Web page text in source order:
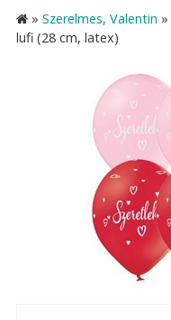
» Szerelmes, Valentin »
lufi (28 cm, latex)